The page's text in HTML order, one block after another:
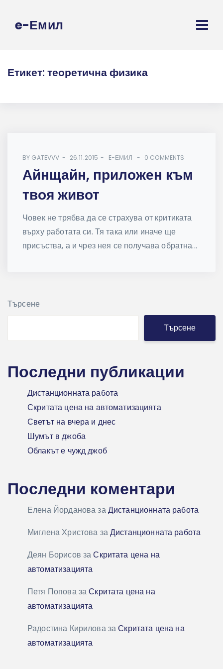
e-Емил
Етикет: теоретична физика
BY GATEVVV 26.11.2015 E-ЕМИЛ 0 COMMENTS
Айнщайн, приложен към
твоя живот
Човек не трябва да се страхува от критиката
върху работата си. Тя така или иначе ще
присъства, а и чрез нея се получава обратна...
Търсене
Търсене
Последни публикации
Дистанционната работа
Скритата цена на автоматизацията
Светът на вчера и днес
Шумът в джоба
Облакът е чужд джоб
Последни коментари
Елена ЙордановазаДистанционната работа
Миглена Христова заДистанционната работа
Деян Борисов заСкритата цена на
автоматизацията
Петя ПоповазаСкритата цена на
автоматизацията
Радостина КириловазаСкритата цена на
автоматизацията